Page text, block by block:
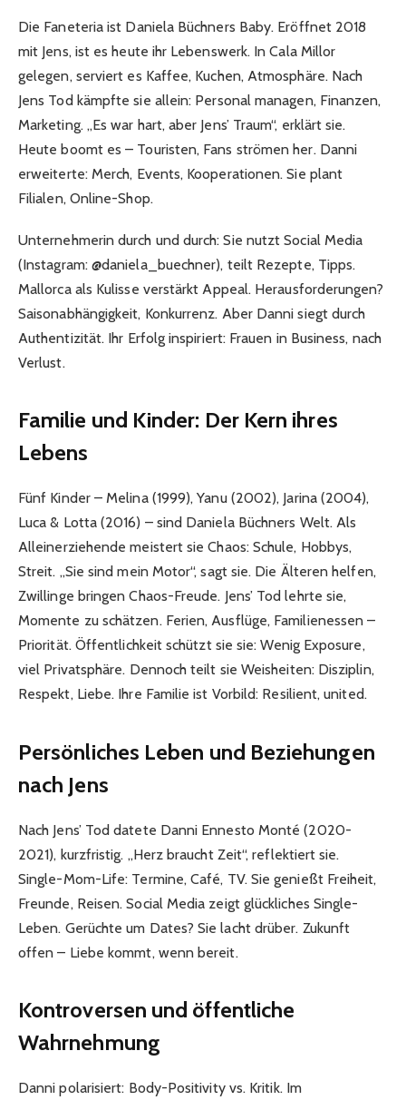
Die Faneteria ist Daniela Büchners Baby. Eröffnet 2018
mit Jens, ist es heute ihr Lebenswerk. In Cala Millor
gelegen, serviert es Kaffee, Kuchen, Atmosphäre. Nach
Jens Tod kämpfte sie allein: Personal managen, Finanzen,
Marketing. „Es war hart, aber Jens’ Traum“, erklärt sie.
Heute boomt es – Touristen, Fans strömen her. Danni
erweiterte: Merch, Events, Kooperationen. Sie plant
Filialen, Online-Shop.
Unternehmerin durch und durch: Sie nutzt Social Media
(Instagram: @daniela_buechner), teilt Rezepte, Tipps.
Mallorca als Kulisse verstärkt Appeal. Herausforderungen?
Saisonabhängigkeit, Konkurrenz. Aber Danni siegt durch
Authentizität. Ihr Erfolg inspiriert: Frauen in Business, nach
Verlust.
Familie und Kinder: Der Kern ihres
Lebens
Fünf Kinder – Melina (1999), Yanu (2002), Jarina (2004),
Luca & Lotta (2016) – sind Daniela Büchners Welt. Als
Alleinerziehende meistert sie Chaos: Schule, Hobbys,
Streit. „Sie sind mein Motor“, sagt sie. Die Älteren helfen,
Zwillinge bringen Chaos-Freude. Jens’ Tod lehrte sie,
Momente zu schätzen. Ferien, Ausflüge, Familienessen –
Priorität. Öffentlichkeit schützt sie sie: Wenig Exposure,
viel Privatsphäre. Dennoch teilt sie Weisheiten: Disziplin,
Respekt, Liebe. Ihre Familie ist Vorbild: Resilient, united.
Persönliches Leben und Beziehungen
nach Jens
Nach Jens’ Tod datete Danni Ennesto Monté (2020-
2021), kurzfristig. „Herz braucht Zeit“, reflektiert sie.
Single-Mom-Life: Termine, Café, TV. Sie genießt Freiheit,
Freunde, Reisen. Social Media zeigt glückliches Single-
Leben. Gerüchte um Dates? Sie lacht drüber. Zukunft
offen – Liebe kommt, wenn bereit.
Kontroversen und öffentliche
Wahrnehmung
Danni polarisiert: Body-Positivity vs. Kritik. Im